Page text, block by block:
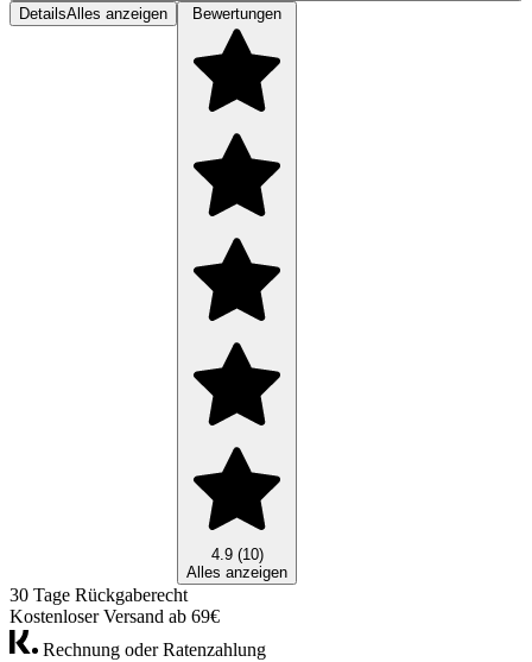
DetailsAlles anzeigen Bewertungen
4.9 (10)
Alles anzeigen
30 Tage Rückgaberecht
Kostenloser Versand ab 69€
Rechnung oder Ratenzahlung